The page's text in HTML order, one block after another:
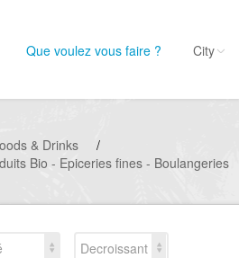
Que voulez vous faire ? City
& Drinks
/
Bio - Epiceries fines - Boulangeries
Decroissant